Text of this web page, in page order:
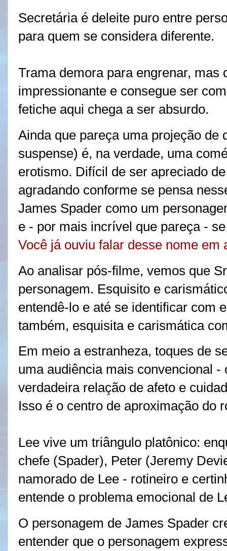
Secretária é deleite puro entre
para quem se considera diferente.
Trama demora para engrenar, mas
impressionante e consegue ser
fetiche aqui chega a ser absurdo.
Ainda que pareça uma projeção de
suspense) é, na verdade, uma
erotismo. Difícil de ser apreciado
agradando conforme se pensa
James Spader como um
e - por mais incrível que pareça -
Você já ouviu falar desse nome em
Ao analisar pós-filme, vemos que
personagem. Esquisito e
entendê-lo e até se identificar com
também, esquisita e carismática
Em meio a estranheza, toques de
uma audiência mais convencional
verdadeira relação de afeto e
Isso é o centro de aproximação do
Lee vive um triângulo platônico:
chefe (Spader), Peter (Jeremy
namorado de Lee - rotineiro e
entende o problema emocional de
O personagem de James Spader
entender que o personagem